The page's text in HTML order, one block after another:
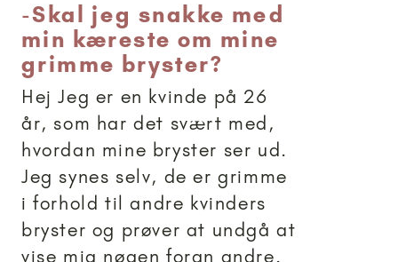
-Skal jeg snakke med
min kæreste om mine
grimme bryster?
Hej Jeg er en kvinde på 26
år, som har det svært med,
hvordan mine bryster ser ud.
Jeg synes selv, de er grimme
i forhold til andre kvinders
bryster og prøver at undgå at
vise mig nøgen foran andre.